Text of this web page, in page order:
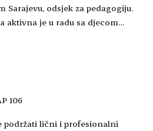
Sarajevu, odsjek za pedagogiju.
aktivna je u radu sa djecom…
106
podržati lični i profesionalni